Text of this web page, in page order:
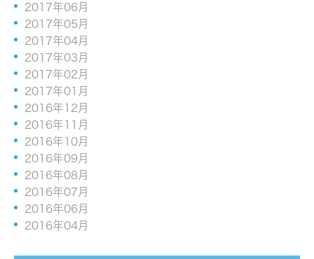
2017年06月
2017年05月
2017年04月
2017年03月
2017年02月
2017年01月
2016年12月
2016年11月
2016年10月
2016年09月
2016年08月
2016年07月
2016年06月
2016年04月